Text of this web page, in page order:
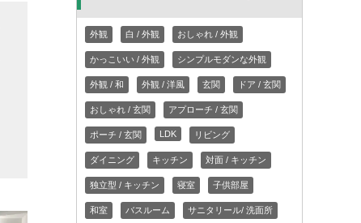
外観 白 / 外観 おしゃれ / 外観
かっこいい / 外観 シンプルモダンな外観
外観 / 和 外観 / 洋風 玄関 ドア / 玄関
おしゃれ / 玄関 アプローチ / 玄関
ポーチ / 玄関 LDK リビング
ダイニング キッチン 対面 / キッチン
独立型 / キッチン 寝室 子供部屋
和室 バスルーム サニタリール/ 洗面所